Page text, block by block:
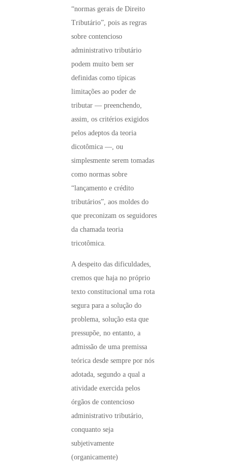
“normas gerais de Direito
Tributário”, pois as regras
sobre contencioso
administrativo tributário
podem muito bem ser
definidas como típicas
limitações ao poder de
tributar — preenchendo,
assim, os critérios exigidos
pelos adeptos da teoria
dicotômica —, ou
simplesmente serem tomadas
como normas sobre
“lançamento e crédito
tributários”, aos moldes do
que preconizam os seguidores
da chamada teoria
tricotômica.
A despeito das dificuldades,
cremos que haja no próprio
texto constitucional uma rota
segura para a solução do
problema, solução esta que
pressupõe, no entanto, a
admissão de uma premissa
teórica desde sempre por nós
adotada, segundo a qual a
atividade exercida pelos
órgãos de contencioso
administrativo tributário,
conquanto seja
subjetivamente
(organicamente)